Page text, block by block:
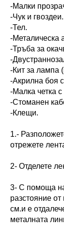
-Малки
-Чук и гвоздеи.
-Тел.
-Металическа
-Тръба за
-
-Кит за лампа
-Акрилна боя
-Малка четка
-Стоманен
-Клещи.
1.-
отрежете
2- Отделете
3- С помоща на
разстояние
см.и е
металната